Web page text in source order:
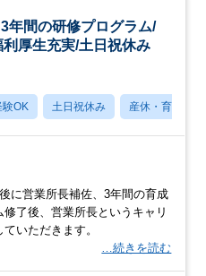
年間の研修プログラム/
厚生充実/土日祝休み
験OK 土日祝休み 産休・育休あり
に営業所長補佐、3年間の育成
修了後、営業所長というキャリ
いただきます。
…続きを読む